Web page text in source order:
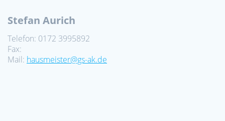
Stefan Aurich
Telefon: 0172 3995892
Fax:
Mail: hausmeister@gs-ak.de